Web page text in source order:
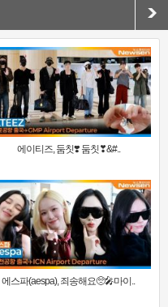
에이티즈, 둠칫❣️ 둠칫❣&#..
에스파(aespa), 죄송해요🥺🎤마이..